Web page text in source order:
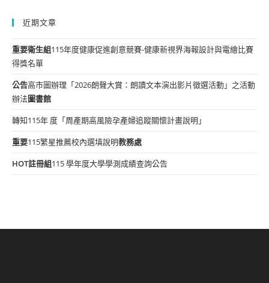
近期文章
重要衛生組115年度健康促進創意競賽-健康新視界海報設計與電繪比賽
得獎名單
公告高市圖辦理「2026朗聲大賞：朗讀文本演出影片徵選活動」之活動
辦法圖書館
轉知115年 度「周產期高風險孕產婦追蹤關懷計畫說明」
重要115繁星推薦校內選填說明教務處
HOT註冊組115 學年度大學學測成績查詢公告